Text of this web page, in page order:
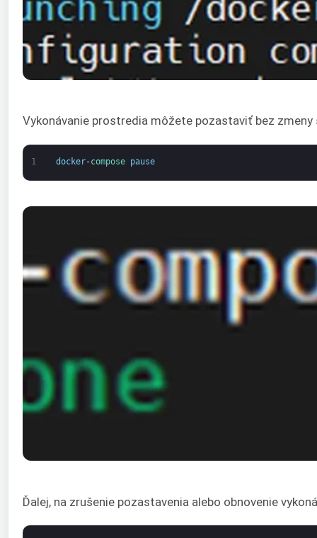
Vykonávanie prostredia môžete pozastaviť bez
1 docker-compose pause
Ďalej, na zrušenie pozastavenia alebo obnovenie